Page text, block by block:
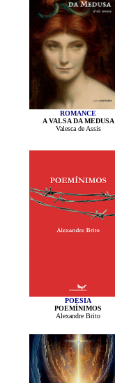
ROMANCE
A VALSA DA MEDUSA
Valesca de Assis
POESIA
POEMÍNIMOS
Alexandre Brito